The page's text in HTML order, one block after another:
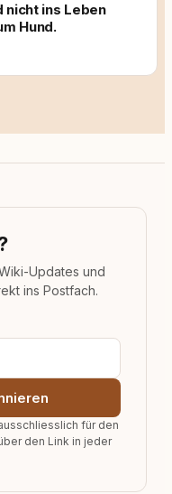
nicht ins Leben
Hund.
Updates und
ins Postfach.
für den
den Link in jeder